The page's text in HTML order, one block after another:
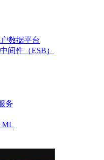
数据平台
间件（ESB）
务
ML